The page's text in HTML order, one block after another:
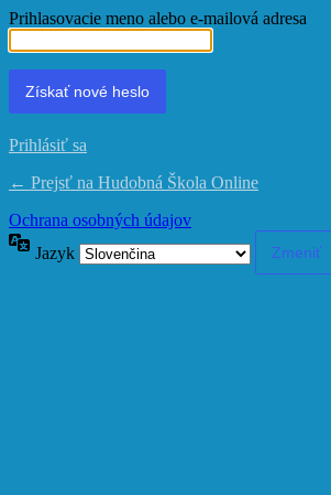
Prihlasovacie meno alebo e-mailová adresa
Prihlásiť sa
← Prejsť na Hudobná Škola Online
Ochrana osobných údajov
Jazyk